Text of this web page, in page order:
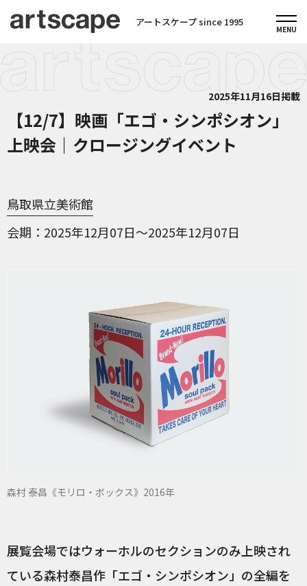
アートスケープ since 1995
2025年11月16日掲載
【12/7】映画「エゴ・シンポシオン」
上映会｜クロージングイベント
鳥取県立美術館
会期
2025年12月07日～2025年12月07日
森村 泰昌《モリロ・ボックス》2016年
展覧会場ではウォーホルのセクションのみ上映され
ている森村泰昌作「エゴ・シンポシオン」の全編を